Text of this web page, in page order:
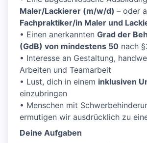
Maler/Lackierer (m/w/d) – oder
Fachpraktiker/in Maler und
• Einen anerkannten Grad der
(GdB) von mindestens 50 nach
• Interesse an Gestaltung,
Arbeiten und Teamarbeit
• Lust, dich in einem inklusiven
einzubringen
• Menschen mit
ermutigen wir ausdrücklich zu
Deine Aufgaben